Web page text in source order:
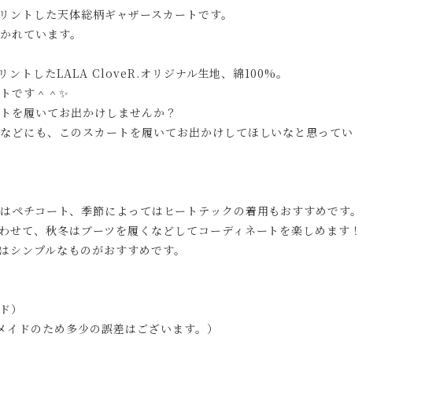
ントした天体総柄ギャザースカートです。
れています。
ントしたLALA CloveR.オリジナル生地、綿100%。
です＾＾✨
を履いてお出かけしませんか？
どにも、このスカートを履いてお出かけしてほしいなと思ってい
ペチコート、季節によってはヒートテックの着用もおすすめです。
せて、秋冬はブーツを履くなどしてコーディネートを楽しめます！
シンプルなものがおすすめです。
）
ドのため多少の誤差はございます。）